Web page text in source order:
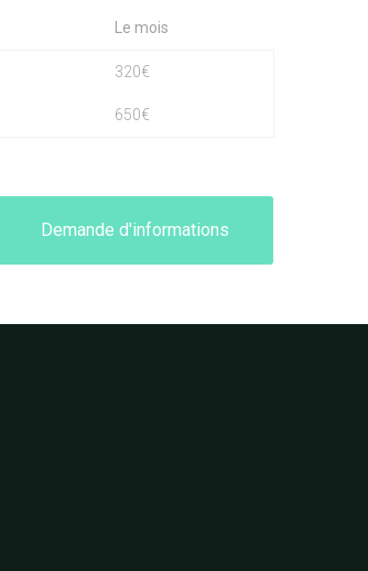
Le mois
320€
650€
Demande d'informations